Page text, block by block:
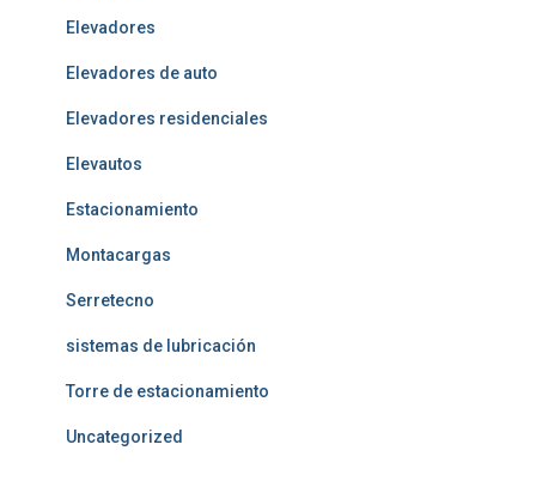
Elevadores
Elevadores de auto
Elevadores residenciales
Elevautos
Estacionamiento
Montacargas
Serretecno
sistemas de lubricación
Torre de estacionamiento
Uncategorized